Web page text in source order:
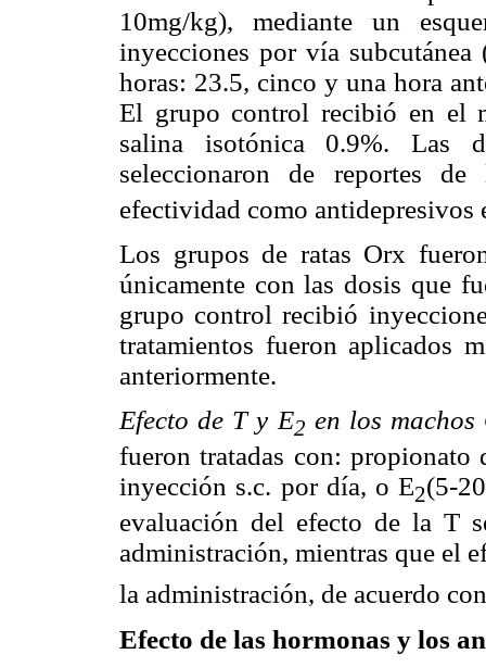
10mg/kg), mediante un
inyecciones por vía
horas: 23.5, cinco y una hora
El grupo control recibió en el
salina isotónica 0.9%. Las
seleccionaron de reportes
efectividad como antidepresivos
Los grupos de ratas Orx
únicamente con las dosis que
grupo control recibió
tratamientos fueron aplicados
anteriormente.
Efecto de T y E2 en los machos
fueron tratadas con: propionato
inyección s.c. por día, o E2(5-
evaluación del efecto de la T
administración, mientras que el
la administración, de acuerdo
Efecto de las hormonas y los